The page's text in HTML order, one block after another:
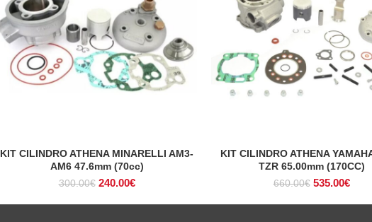
ADICIONAR
KIT CILINDRO ATHENA MINARELLI AM3-
AM6 47.6mm (70cc)
300.00€ O
240.00€O
ADICIONAR
KIT CILINDRO ATHENA
TZR 65.00mm (170CC)
660.00€ O
535.00€O